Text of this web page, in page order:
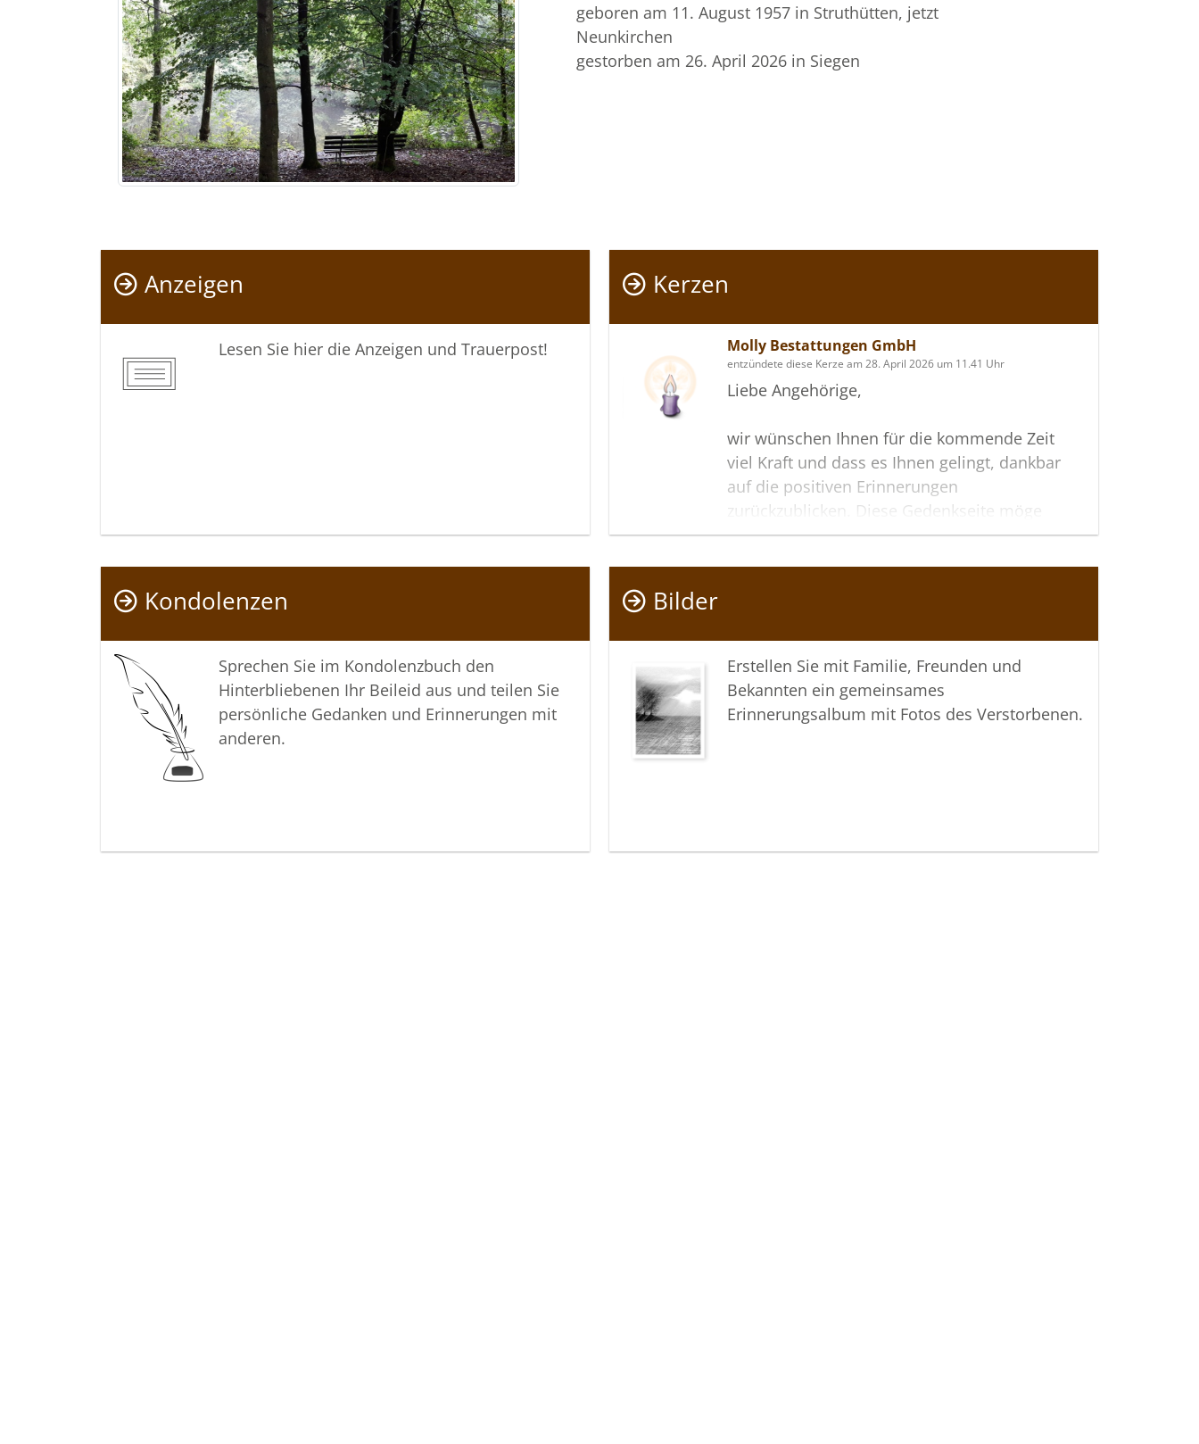
geboren am 11. August 1957 in Struthütten, jetzt
Neunkirchen
gestorben am 26. April 2026 in Siegen
Anzeigen
Lesen Sie hier die Anzeigen und Trauerpost!
Kerzen
Molly Bestattungen GmbH
entzündete diese Kerze am 28. April 2026 um 11.41 Uhr
Liebe Angehörige,
wir wünschen Ihnen für die kommende Zeit
viel Kraft und dass es Ihnen gelingt, dankbar
auf die positiven Erinnerungen
zurückzublicken. Diese Gedenkseite möge
Ihnen dabei helfen, Ihre Trauer zu teilen und
Ihr Bestattungshaus Molly
Kondolenzen
Sprechen Sie im Kondolenzbuch den
Hinterbliebenen Ihr Beileid aus und teilen Sie
persönliche Gedanken und Erinnerungen mit
anderen.
Bilder
Erstellen Sie mit Familie, Freunden und
Bekannten ein gemeinsames
Erinnerungsalbum mit Fotos des Verstorbenen.